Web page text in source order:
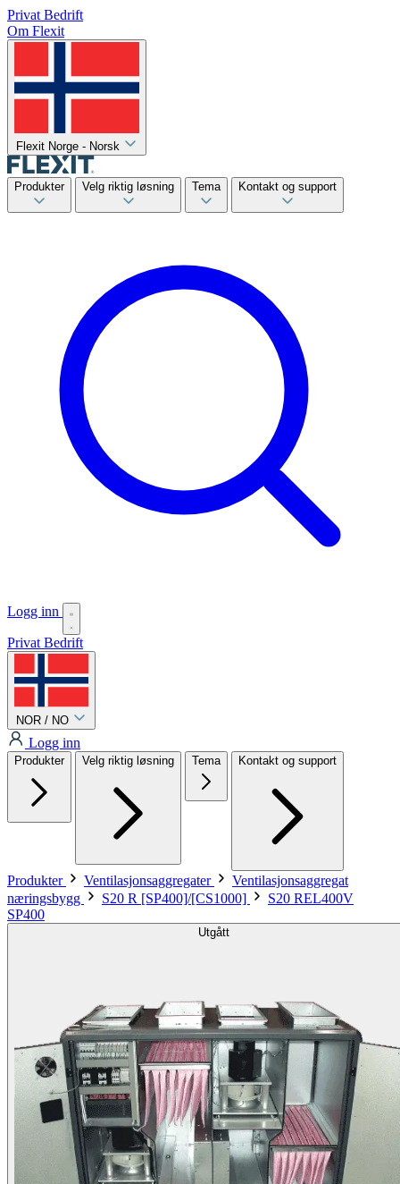
Privat Bedrift
Om Flexit
Flexit Norge - Norsk
Produkter Velg riktig løsning Tema Kontakt og support
Logg inn
Privat Bedrift
NOR / NO
Logg inn
Produkter Velg riktig løsning Tema Kontakt og support
Produkter Ventilasjonsaggregater
Ventilasjonsaggregat
næringsbygg
S20 R [SP400]/[CS1000]
S20 REL400V
SP400
Utgått